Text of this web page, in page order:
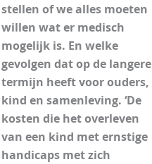
stellen of we alles moeten
willen wat er medisch
mogelijk is. En welke
gevolgen dat op de langere
termijn heeft voor ouders,
kind en samenleving. ‘De
kosten die het overleven
van een kind met ernstige
handicaps met zich